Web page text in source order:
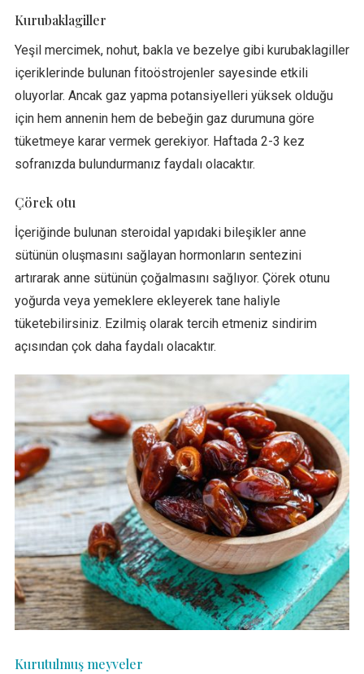
Kurubaklagiller
Yeşil mercimek, nohut, bakla ve bezelye gibi kurubaklagiller
içeriklerinde bulunan fitoöstrojenler sayesinde etkili
oluyorlar. Ancak gaz yapma potansiyelleri yüksek olduğu
için hem annenin hem de bebeğin gaz durumuna göre
tüketmeye karar vermek gerekiyor. Haftada 2-3 kez
sofranızda bulundurmanız faydalı olacaktır.
Çörek otu
İçeriğinde bulunan steroidal yapıdaki bileşikler anne
sütünün oluşmasını sağlayan hormonların sentezini
artırarak anne sütünün çoğalmasını sağlıyor. Çörek otunu
yoğurda veya yemeklere ekleyerek tane haliyle
tüketebilirsiniz. Ezilmiş olarak tercih etmeniz sindirim
açısından çok daha faydalı olacaktır.
Kurutulmuş meyveler